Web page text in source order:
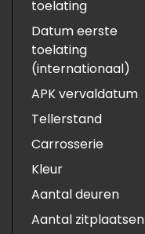
toelating
Datum eerste
toelating
(internationaal)
APK vervaldatum
Tellerstand
Carrosserie
Kleur
Aantal deuren
Aantal zitplaatsen